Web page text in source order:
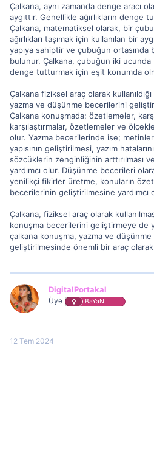
Çalkana, aynı zamanda denge aracı
aygıttır. Genellikle ağırlıkların denge
Çalkana, matematiksel olarak, bir
ağırlıkları taşımak için kullanılan bir
yapıya sahiptir ve çubuğun ortasında
bulunur. Çalkana, çubuğun iki ucunda
denge tutturmak için eşit konumda
Çalkana fiziksel araç olarak
yazma ve düşünme becerilerini
Çalkana konuşmada; özetlemeler,
karşılaştırmalar, özetlemeler ve
olur. Yazma becerilerinde ise;
yapısının geliştirilmesi, yazım
sözcüklerin zenginliğinin arttırılması
yardımcı olur. Düşünme becerileri
yenilikçi fikirler üretme, konuların
becerilerinin geliştirilmesine yardımcı
Çalkana, fiziksel araç olarak
konuşma becerilerini geliştirmeye de
çalkana konuşma, yazma ve
geliştirilmesinde önemli bir araç
DigitalPortakal
Üye BaYaN
12 Tem 2024